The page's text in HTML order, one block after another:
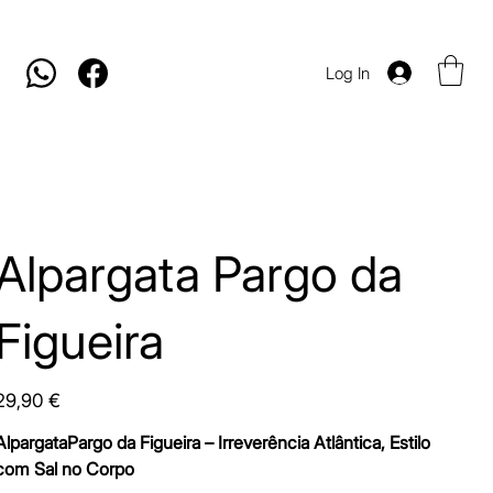
Log In
Pargo da
€
da Figueira – Irreverência Atlântica, Estilo
Sal no Corpo